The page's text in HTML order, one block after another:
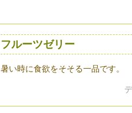
フルーツゼリー
暑い時に食欲をそそる一品です。